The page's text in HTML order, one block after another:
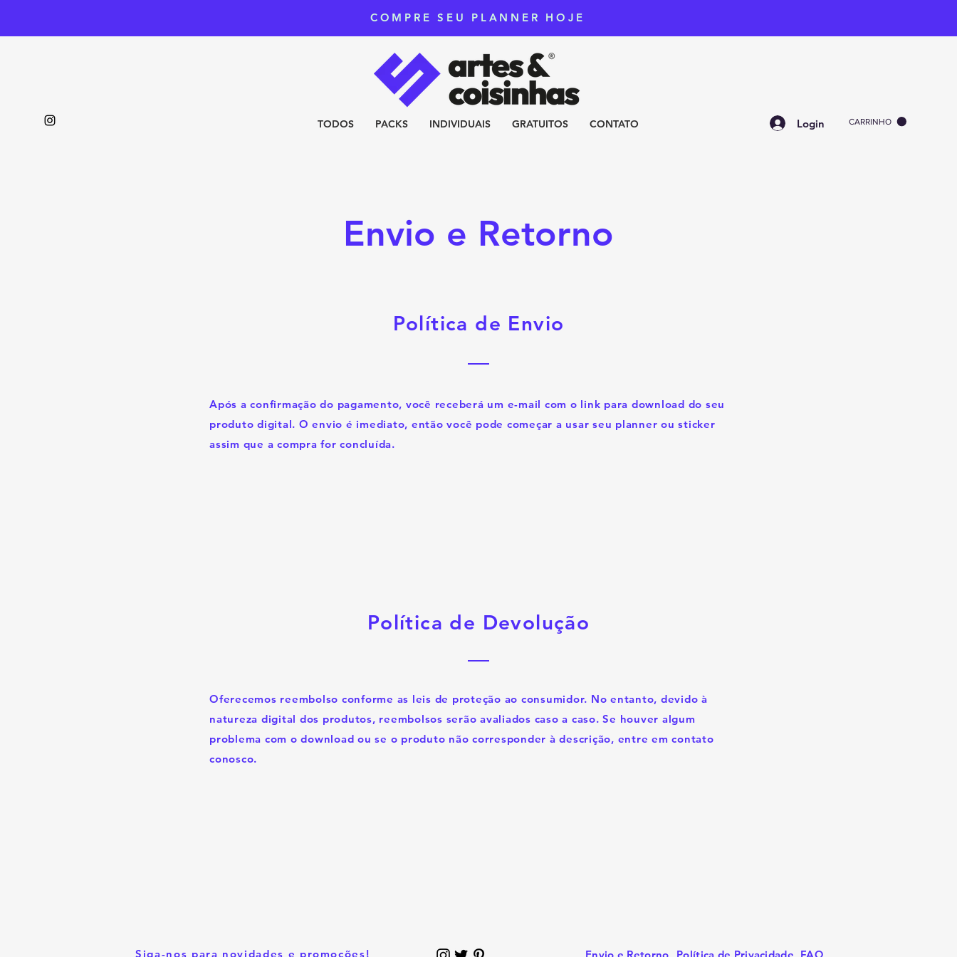
CARRINHO
Login
COMPRE SEU PLANNER HOJE
TODOS PACKS INDIVIDUAIS GRATUITOS CONTATO
Envio e Retorno
Política de Envio
Após a confirmação do pagamento, você receberá um e-mail com o link para download do seu
produto digital. O envio é imediato, então você pode começar a usar seu planner ou sticker
assim que a compra for concluída.
Política de Devolução
Oferecemos reembolso conforme as leis de proteção ao consumidor. No entanto, devido à
natureza digital dos produtos, reembolsos serão avaliados caso a caso. Se houver algum
problema com o download ou se o produto não corresponder à descrição, entre em contato
conosco.
Siga-nos para novidades e promoções!